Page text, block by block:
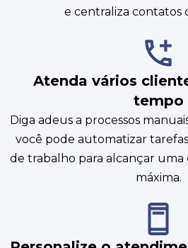
e centraliza contatos
Atenda vários
tempo
Diga adeus a processos
você pode automatizar
de trabalho para alcançar uma
máxima.